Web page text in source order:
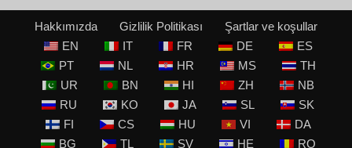
Hakkımızda Gizlilik Politikası
Şartlar ve koşullar
EN
IT FR DE
ES
PT
NL HR MS
TH
UR
BN HI ZH
NB
RU
KO JA SL
SK
FI
CS HU VI
DA
BG
TL SV HE RO